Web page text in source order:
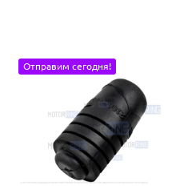
Отправим сегодня!